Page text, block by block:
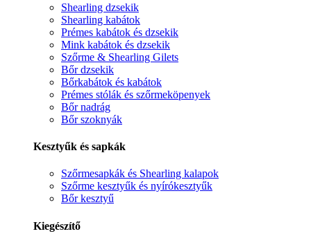
Shearling dzsekik
Shearling kabátok
Prémes kabátok és dzsekik
Mink kabátok és dzsekik
Szőrme & Shearling Gilets
Bőr dzsekik
Bőrkabátok és kabátok
Prémes stólák és szőrmeköpenyek
Bőr nadrág
Bőr szoknyák
Kesztyűk és sapkák
Szőrmesapkák és Shearling kalapok
Szőrme kesztyűk és nyírókesztyűk
Bőr kesztyű
Kiegészítő